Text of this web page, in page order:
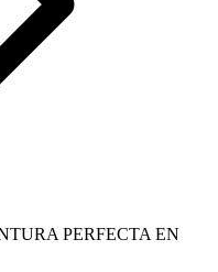
PERFECTA EN